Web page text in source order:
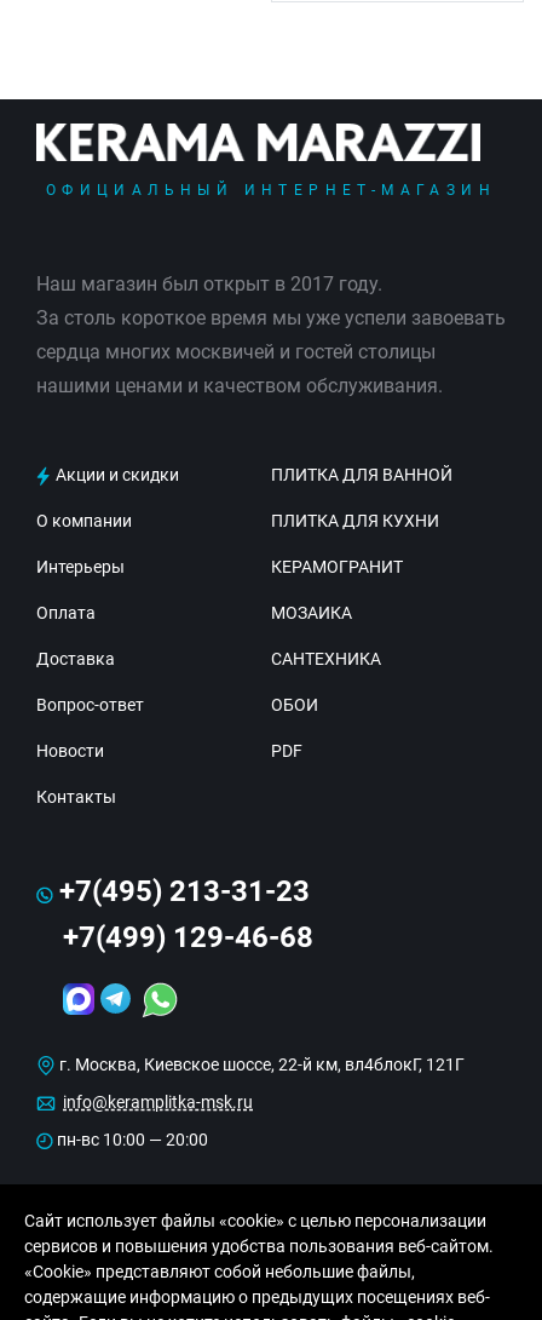
ОФИЦИАЛЬНЫЙ ИНТЕРНЕТ-МАГАЗИН
Наш магазин был открыт в 2017 году.
За столь короткое время мы уже успели завоевать
сердца многих москвичей и гостей столицы
нашими ценами и качеством обслуживания.
Акции и скидки
О компании
Интерьеры
Оплата
Доставка
Вопрос-ответ
Новости
Контакты
ПЛИТКА ДЛЯ ВАННОЙ
ПЛИТКА ДЛЯ КУХНИ
КЕРАМОГРАНИТ
МОЗАИКА
САНТЕХНИКА
ОБОИ
PDF
+7(495) 213-31-23
+7(499) 129-46-68
г. Москва, Киевское шоссе, 22-й км, вл4блокГ, 121Г
info@keramplitka-msk.ru
пн-вс 10:00 — 20:00
Сайт использует файлы «cookie» с целью персонализации
сервисов и повышения удобства пользования веб-сайтом.
«Cookie» представляют собой небольшие файлы,
содержащие информацию о предыдущих посещениях веб-